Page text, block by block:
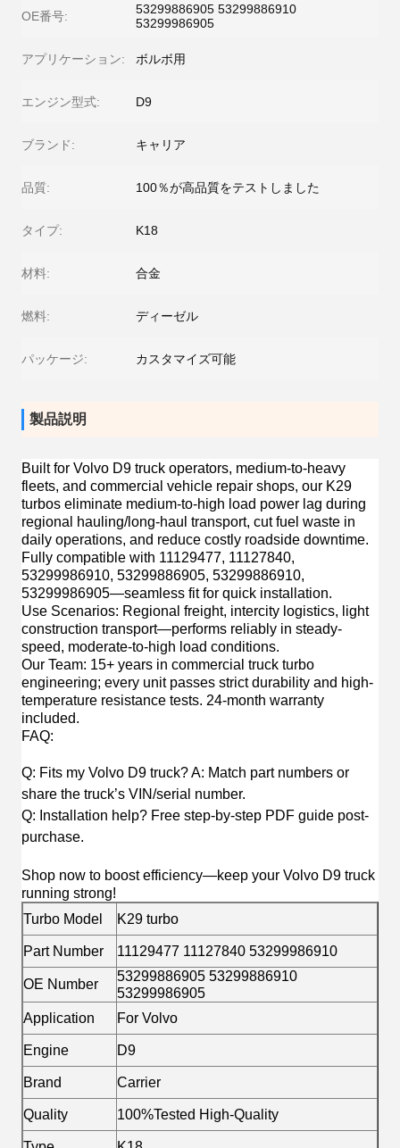
OE番号:
53299886905 53299886910
53299986905
アプリケーション: ボルボ用
エンジン型式: D9
ブランド: キャリア
品質: 100％が高品質をテストしました
タイプ: K18
材料: 合金
燃料: ディーゼル
パッケージ: カスタマイズ可能
製品説明
Built for Volvo D9 truck operators, medium-to-heavy
fleets, and commercial vehicle repair shops, our K29
turbos eliminate medium-to-high load power lag during
regional hauling/long-haul transport, cut fuel waste in
daily operations, and reduce costly roadside downtime.
Fully compatible with 11129477, 11127840,
53299986910, 53299886905, 53299886910,
53299986905—seamless fit for quick installation.
Use Scenarios: Regional freight, intercity logistics, light
construction transport—performs reliably in steady-
speed, moderate-to-high load conditions.
Our Team: 15+ years in commercial truck turbo
engineering; every unit passes strict durability and high-
temperature resistance tests. 24-month warranty
included.
FAQ:
Q: Fits my Volvo D9 truck? A: Match part numbers or
share the truck’s VIN/serial number.
Q: Installation help? Free step-by-step PDF guide post-
purchase.
Shop now to boost efficiency—keep your Volvo D9 truck
running strong!
Turbo Model
K29 turbo
Part Number 11129477 11127840 53299986910
OE Number
53299886905 53299886910
53299986905
Application
For Volvo
Engine D9
Brand Carrier
Quality 100%Tested High-Quality